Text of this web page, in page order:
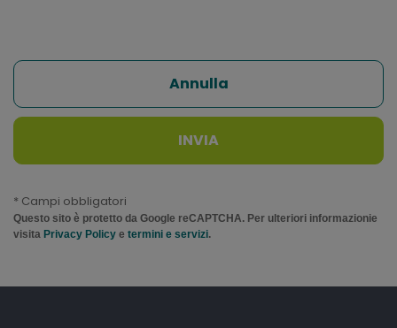
Annulla
INVIA
* Campi obbligatori
Questo sito è protetto da Google reCAPTCHA. Per ulteriori informazionie
visita Privacy Policy e termini e servizi.